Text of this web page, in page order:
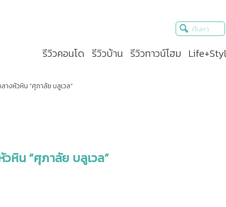
รีวิวคอนโด รีวิวบ้าน รีวิวทาวน์โฮม
างหัวหิน “ศุภาลัย บลูเวล”
วหิน “ศุภาลัย บลูเวล”